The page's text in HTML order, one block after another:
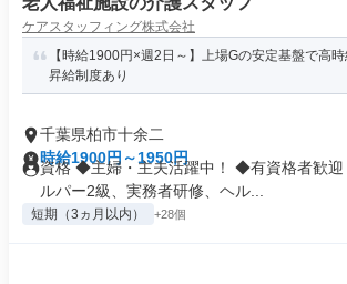
ケアスタッフィング株式会社
【時給1900円×週2日～】上場Gの安定基盤で高時
昇給制度あり
千葉県柏市十余二
時給1900円～1950円
資格 ◆主婦・主夫活躍中！ ◆有資格者歓迎
ルパー2級、実務者研修、ヘル...
短期（3ヵ月以内） +28個